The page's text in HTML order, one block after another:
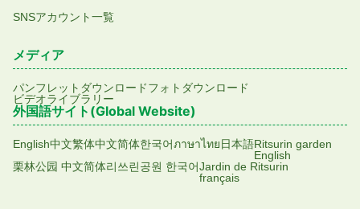
SNSアカウント一覧
メディア
パンフレットダウンロードフォトダウンロード
ビデオライブラリー
外国語サイト(Global Website)
English中文繁体中文简体한국어ภาษาไทย日本語Ritsurin garden
English
栗林公园 中文简体리쓰린공원 한국어Jardin de Ritsurin
français